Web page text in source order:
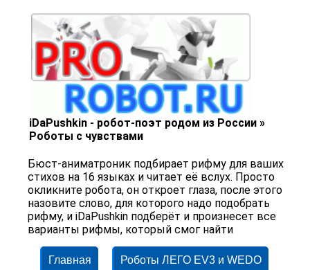
iDaPushkin - робот-поэт родом из России »
Роботы с чувствами
Бюст-аниматроник подбирает рифму для ваших
стихов на 16 языках и читает её вслух. Просто
окликните робота, он откроет глаза, после этого
назовите слово, для которого надо подобрать
рифму, и iDaPushkin подберёт и произнесет все
варианты рифмы, который смог найти
Главная Роботы ЛЕГО EV3 и WEDO